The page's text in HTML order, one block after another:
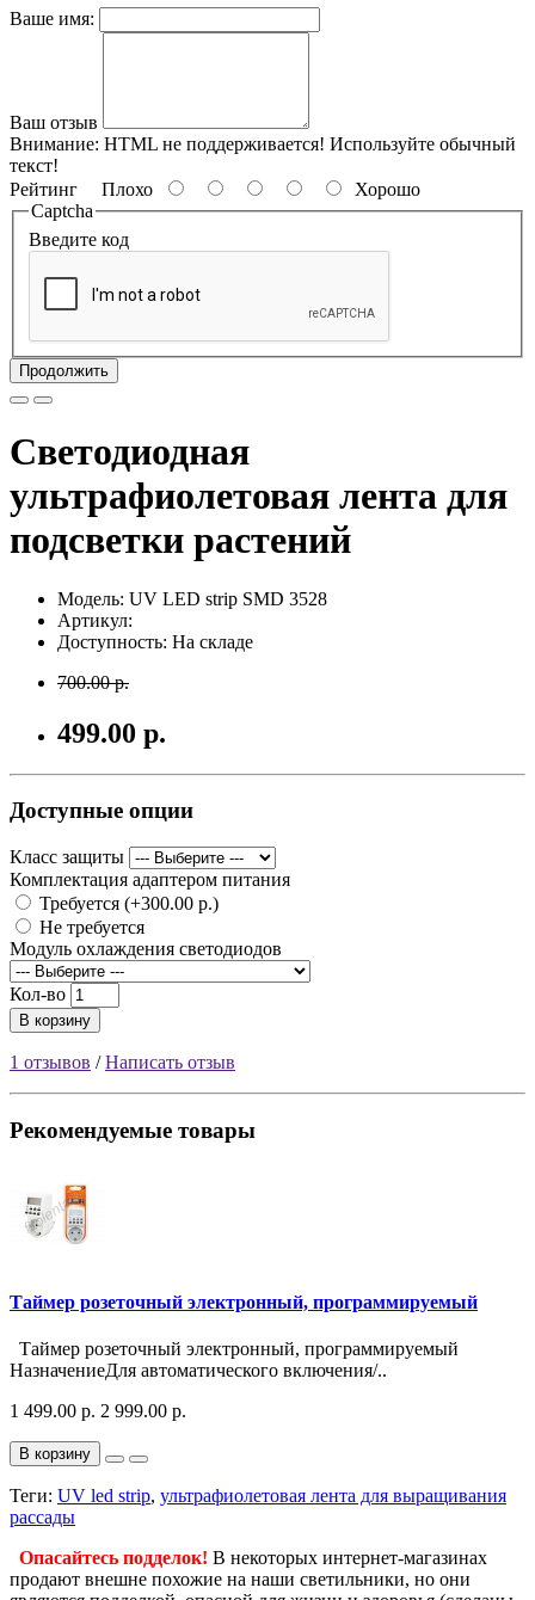
Ваше имя:
Ваш отзыв
Внимание: HTML не поддерживается! Используйте обычный
текст!
Рейтинг Плохо
Хорошо
Captcha
Введите код
Продолжить
Светодиодная
ультрафиолетовая лента для
подсветки растений
Модель: UV LED strip SMD 3528
Артикул:
Доступность: На складе
700.00 р.
499.00 р.
Доступные опции
Класс защиты
Комплектация адаптером питания
Требуется (+300.00 р.)
Не требуется
Модуль охлаждения светодиодов
Кол-во
В корзину
1 отзывов /Написать отзыв
Рекомендуемые товары
Таймер розеточный электронный, программируемый
Таймер розеточный электронный, программируемый
НазначениеДля автоматического включения/..
1 499.00 р. 2 999.00 р.
В корзину
Теги: UV led strip, ультрафиолетовая лента для выращивания
рассады
Опасайтесь подделок! В некоторых интернет-магазинах
продают внешне похожие на наши светильники, но они